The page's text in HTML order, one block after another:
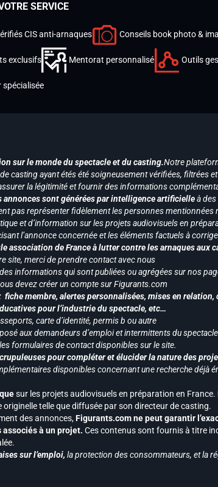
SERVICE
CIS anti-arnaques Conseils book photo &
exclusifs Mentorat personnalisé Outils
spécialisée
sur le monde du spectacle et du casting.Notre
casting ayant étés été soigneusement vérifiées, filtrées
la légitimité et fournir des informations
sont générées par intelligence artificielleà
pas représenter fidèlement les personnes
et d’information sur les projets audiovisuels en
l’annonce concernée et les éléments factuels à
association de France à lutter contre les arnaques aux
site, merci de prendre contact avec nous
informations qui sont publiées ou agrégées sur nos
devez créer un compte sur Figurants.com
membre, alertes personnalisées, mises en
pour l’industrie du spectacle, etc…
carte d’identité, permis b ou autre
aux demandeurs d’emploi et intermittents du
formulaires de contact disponibles sur le site.
pour compléter et élucider la nature des
disponibles concernant une recherche déjà
sur les projets audiovisuels en préparation en France.
telle que diffusée par son directeur de casting.
des annonces,Figurants.com ne peut garantir
à un projet. Ces contenus sont fournis à titre
sur l’emploi, la protection des consommateurs, et la